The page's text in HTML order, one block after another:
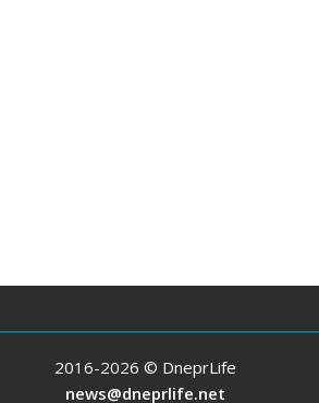
2016-2026 © DneprLife
news@dneprlife.net